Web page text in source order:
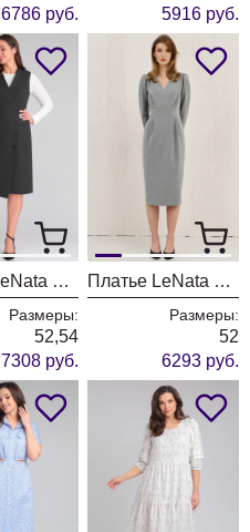
6786 руб.
5916 руб.
Платье LeNata 16446 темно серый
Размеры:
52,54
7308 руб.
Платье LeNata 11226 светло серый
Размеры:
52
6293 руб.